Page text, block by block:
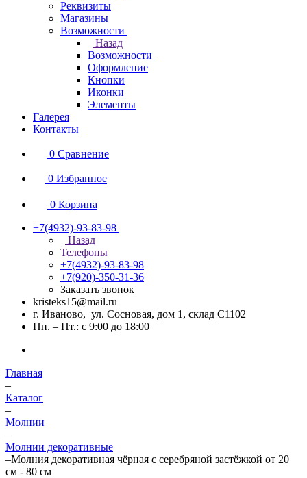
Реквизиты
Магазины
Возможности
Назад
Возможности
Оформление
Кнопки
Иконки
Элементы
Галерея
Контакты
0 Сравнение
0 Избранное
0 Корзина
+7(4932)-93-83-98
Назад
Телефоны
+7(4932)-93-83-98
+7(920)-350-31-36
Заказать звонок
kristeks15@mail.ru
г. Иваново, ул. Сосновая, дом 1, склад С1102
Пн. – Пт.: с 9:00 до 18:00
Главная
–
Каталог
–
Молнии
–
Молнии декоративные
–Молния декоративная чёрная с серебряной застёжкой от 20
см - 80 см